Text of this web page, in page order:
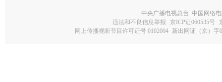
中央广播电视总台 中国网络
违法和不良信息举报
京ICP证060535号
网上传播视听节目许可证号 0102004 新出网证（京）